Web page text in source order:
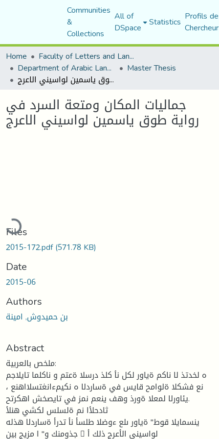
Communities
&
Collections
All of
DSpace Statistics Profils
Home
Faculty of Letters and Languages
Department of Arabic Language and Literature Master Thesis
جماليات المكان ومتعة السرد في رواية طوق ياسمين لواسيني الاعرج
جماليات المكان ومتعة السرد في
رواية طوق ياسمين لواسيني الاعرج
Files
2015-172.pdf(571.78 KB)
Date
2015-06
Authors
بن حميدوش, امينة
Abstract
ملخص بالعربية:
ه لخدتذ لا ناكم ةياور لكل نأ كلذ درسلا ةعتم و ناكلما تايلاجم
نع فشكلا ةلوامح قايس في ةساردلا ه نكيمءانغتسلااهنع ،
.يئاورلا لمعلا ةورذ وهف ينعم نمز في تايصخش اهكرتح
ثادحلأا نم ةلسلس لكشي هنلأ
ينسمايلا قوط" ةياور ىلع ءوضلا طلسأ نأ تدرأ ةساردلا هذله
جذومنك و" ا مزيج بين 􀄔 لواسيني الأعرج ذلك أ